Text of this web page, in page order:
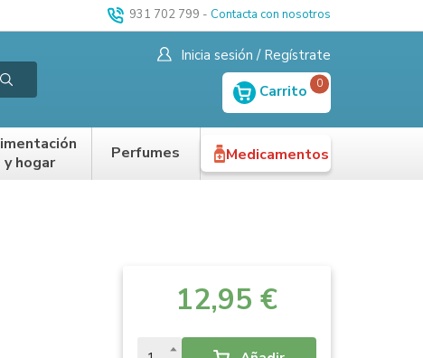
931 702 799 - Contacta con nosotros
Inicia sesión / Regístrate
Carrito 0
y hogar
Perfumes Medicamentos
12,95 €